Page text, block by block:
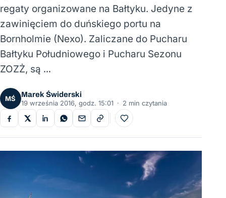
regaty organizowane na Bałtyku. Jedyne z
zawinięciem do duńskiego portu na
Bornholmie (Nexo). Zaliczane do Pucharu
Bałtyku Południowego i Pucharu Sezonu
ZOZŻ, są …
MŚ
Marek Świderski
19 września 2016, godz. 15:01 · 2 min czytania
Do ulubionych